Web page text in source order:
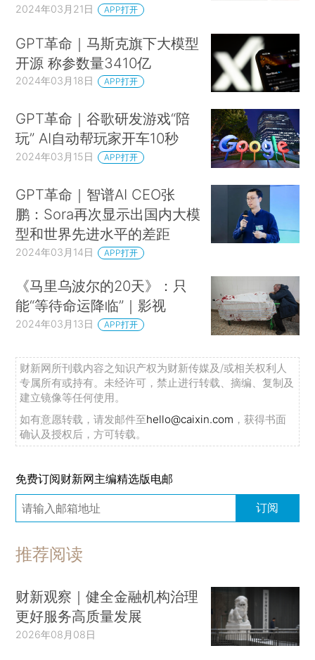
2024年03月21日 APP打开
GPT革命｜马斯克旗下大模型
开源 称参数量3410亿
2024年03月18日 APP打开
GPT革命｜谷歌研发游戏“陪
玩” AI自动帮玩家开车10秒
2024年03月15日 APP打开
GPT革命｜智谱AI CEO张
鹏：Sora再次显示出国内大模
型和世界先进水平的差距
2024年03月14日 APP打开
《马里乌波尔的20天》：只
能“等待命运降临”｜影视
2024年03月13日 APP打开
财新网所刊载内容之知识产权为财新传媒及/或相关权利人
专属所有或持有。未经许可，禁止进行转载、摘编、复制及
建立镜像等任何使用。
如有意愿转载，请发邮件至hello@caixin.com ，获得书面
确认及授权后，方可转载。
免费订阅财新网主编精选版电邮
订阅
推荐阅读
财新观察｜健全金融机构治理
更好服务高质量发展
2026年08月08日